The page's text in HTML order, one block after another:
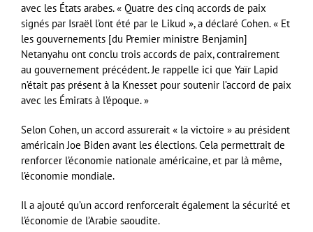
avec les États arabes. « Quatre des cinq accords de paix
signés par Israël l’ont été par le Likud », a déclaré Cohen. « Et
les gouvernements [du Premier ministre Benjamin]
Netanyahu ont conclu trois accords de paix, contrairement
au gouvernement précédent. Je rappelle ici que Yaïr Lapid
n’était pas présent à la Knesset pour soutenir l’accord de paix
avec les Émirats à l’époque. »
Selon Cohen, un accord assurerait « la victoire » au président
américain Joe Biden avant les élections. Cela permettrait de
renforcer l’économie nationale américaine, et par là même,
l’économie mondiale.
Il a ajouté qu’un accord renforcerait également la sécurité et
l’économie de l’Arabie saoudite.